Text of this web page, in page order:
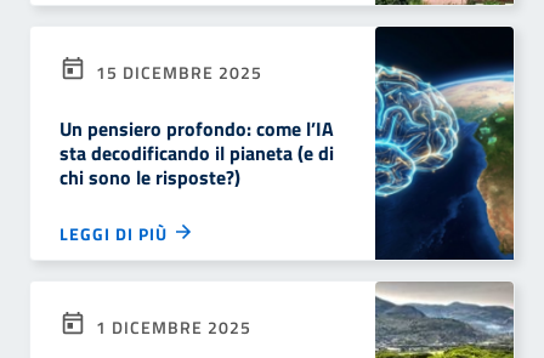
15 DICEMBRE 2025
Un pensiero profondo: come l’IA
sta decodificando il pianeta (e di
chi sono le risposte?)
LEGGI DI PIÙ
1 DICEMBRE 2025